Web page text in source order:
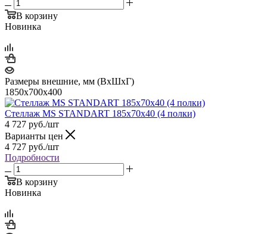
В корзину
Новинка
Размеры внешние, мм (ВхШхГ)
1850x700x400
Стеллаж MS STANDART 185х70х40 (4 полки)
4 727 руб./шт
Варианты цен
4 727 руб./шт
Подробности
В корзину
Новинка